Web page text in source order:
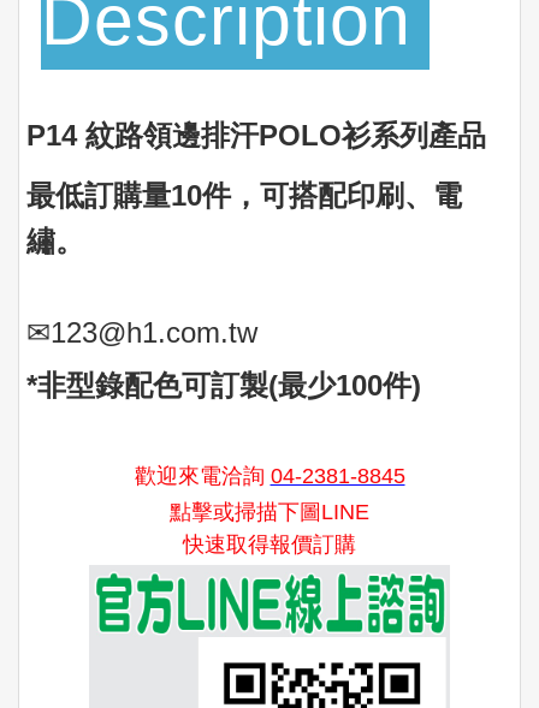
Description
P14 紋路領邊排汗POLO衫系列產品
最低訂購量10件，可搭配印刷、電
繡。
✉123@h1.com.tw
*非型錄配色可訂製(最少100件)
歡迎來電洽詢 04-2381-8845
點擊或掃描下圖LINE
快速取得報價訂購